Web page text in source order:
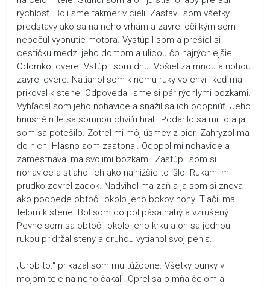
rýchlosť. Boli sme takmer v cieli. Zastavil som všetky
predstavy ako sa na neho vrhám a zavrel oči kým som
nepočul vypnutie motora. Vystúpil som a prešiel si
cestičku medzi jeho domom a ulicou čo najrýchlejšie.
Odomkol dvere. Vstúpil som dnu. Vošiel za mnou a nohou
zavrel dvere. Natiahol som k nemu ruky vo chvíli keď ma
prikoval k stene. Odpovedali sme si pár rýchlymi bozkami.
Vyhľadal som jeho nohavice a snažil sa ich odopnúť. Jeho
hnusné rifle sa somnou chvíľu hrali. Podarilo sa mi to a ja
som sa potešilo. Zotrel mi môj úsmev z pier. Zahryzol ma
do nich. Hlasno som zastonal. Odopol mi nohavice a
zamestnával ma svojimi bozkami. Zastúpil som si
nohavice a stiahol ich ako najnižšie to išlo. Rukami mi
prudko zovrel zadok. Nadvihol ma zaň a ja som si znova
ako poobede obtočil okolo jeho bokov nohy. Tlačil ma
telom k stene. Bol som do pol pása nahý a vzrušený.
Pevne som sa obtočil okolo jeho krku a on sa jednou
rukou pridržal steny a druhou vytiahol svoj penis.
„Urob to.“ prikázal som mu túžobne. Všetky bunky v
mojom tele na neho čakali. Oprel sa o mňa čelom a